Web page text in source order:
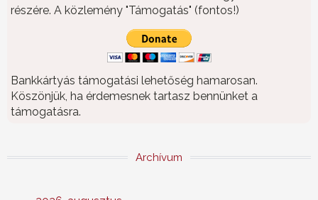
részére. A közlemény "Támogatás" (fontos!)
Bankkártyás támogatási lehetőség hamarosan.
Köszönjük, ha érdemesnek tartasz bennünket a
támogatásra.
Archívum